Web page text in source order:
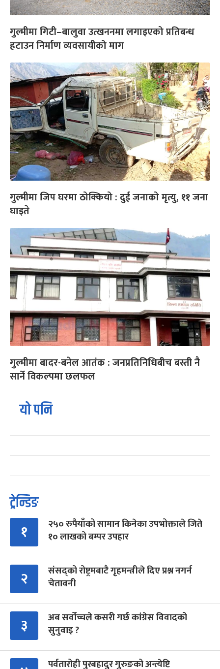
गुल्मीमा गिटी–बालुवा उत्खननमा लगाइएको प्रतिबन्ध
हटाउन निर्माण व्यवसायीको माग
गुल्मीमा जिप घरमा ठोक्कियो : दुई जनाको मृत्यु, ११ जना
घाइते
गुल्मीमा बादर-बनेल आतंक : जनप्रतिनिधिबीच बस्ती नै
सार्ने विकल्पमा छलफल
यो पनि
ट्रेन्डिङ
१
२५० रुपैयाँको सामान किनेका उपभोक्ताले जिते
१० लाखको बम्पर उपहार
२
संसद्को रोष्ट्रमबाटै गृहमन्त्रीले दिए प्रश्न नगर्न
चेतावनी
३
अब सर्वोच्चले कसरी गर्छ कांग्रेस विवादको
सुनुवाइ ?
पर्वतारोही पुरबहादुर गुरुङको अन्त्येष्टि